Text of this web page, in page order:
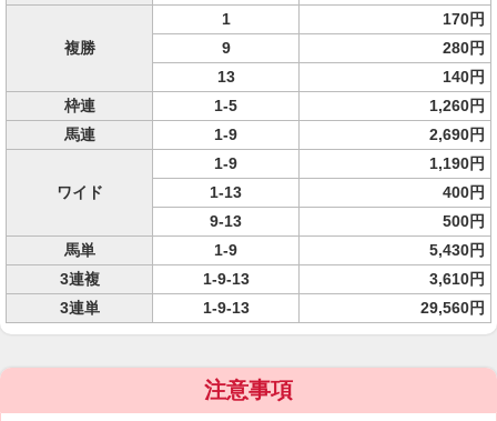
複勝
1
170円
9
280円
13
140円
枠連
1-5
1,260円
馬連
1-9 2,690円
ワイド
1-9
1,190円
1-13
400円
9-13
500円
馬単
1-9
5,430円
3連複
1-9-13
3,610円
3連単
1-9-13 29,560円
注意事項